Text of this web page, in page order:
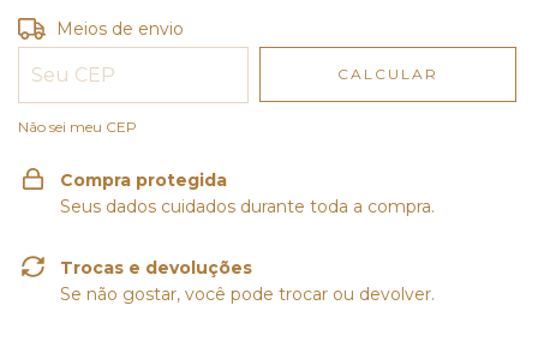
Entregas para o CEP:
Meios de envio
CALCULAR
Não sei meu CEP
Compra protegida
Seus dados cuidados durante toda a compra.
Trocas e devoluções
Se não gostar, você pode trocar ou devolver.